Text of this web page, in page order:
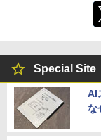
Special Site
AI
な